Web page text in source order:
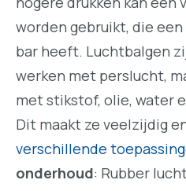
worden gebruikt, die
bar heeft. Luchtbalgen
werken met perslucht,
met stikstof, olie, water
Dit maakt ze veelzijdig
verschillende
onderhoud: Rubber